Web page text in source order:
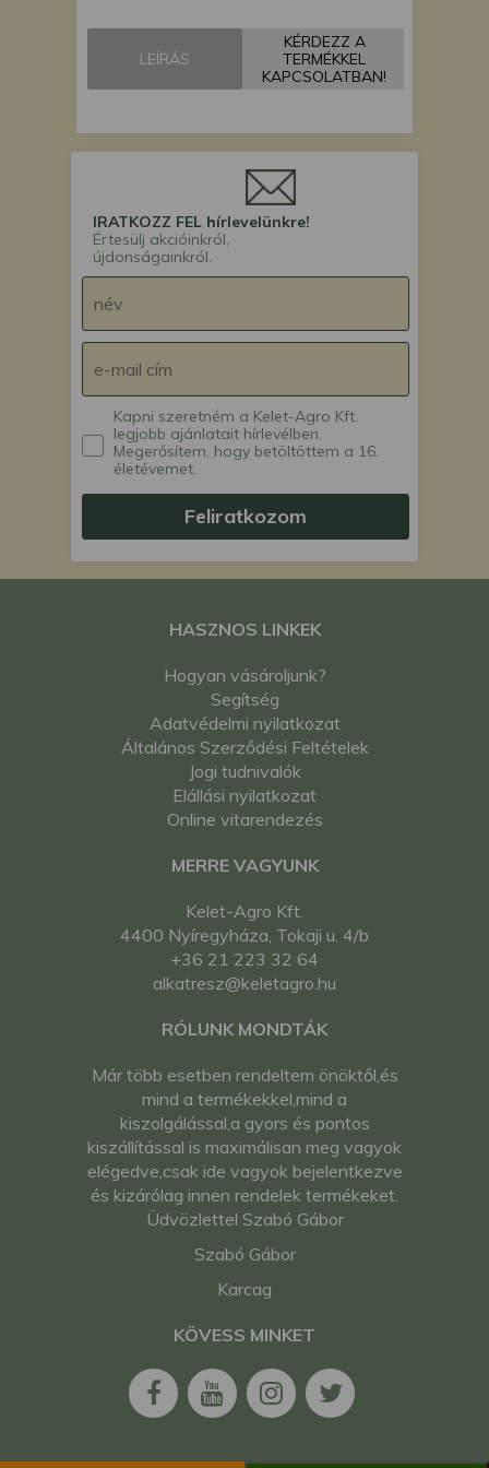
LEÍRÁS
KÉRDEZZ A
TERMÉKKEL
KAPCSOLATBAN!
IRATKOZZ FEL hírlevelünkre!
Értesülj akcióinkról,
újdonságainkról.
Kapni szeretném a Kelet-Agro Kft.
legjobb ajánlatait hírlevélben.
Megerősítem, hogy betöltöttem a 16.
életévemet.
Feliratkozom
HASZNOS LINKEK
Hogyan vásároljunk?
Segítség
Adatvédelmi nyilatkozat
Általános Szerződési Feltételek
Jogi tudnivalók
Elállási nyilatkozat
Online vitarendezés
MERRE VAGYUNK
Kelet-Agro Kft.
4400 Nyíregyháza, Tokaji u. 4/b
+36 21 223 32 64
alkatresz@keletagro.hu
RÓLUNK MONDTÁK
Már több esetben rendeltem önöktől,és
mind a termékekkel,mind a
kiszolgálással,a gyors és pontos
kiszállítással is maximálisan meg vagyok
elégedve,csak ide vagyok bejelentkezve
és kizárólag innen rendelek termékeket.
Üdvözlettel Szabó Gábor
Szabó Gábor
Karcag
KÖVESS MINKET